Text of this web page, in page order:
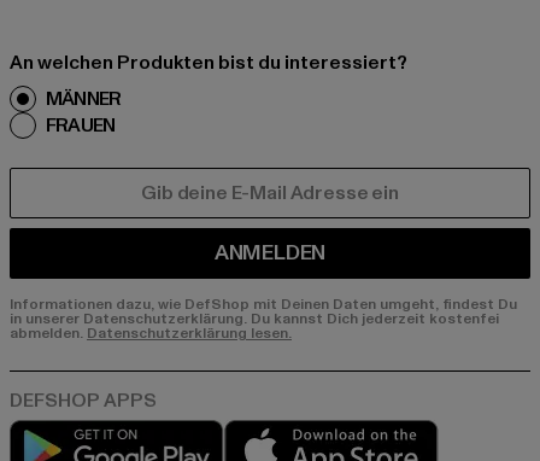
An welchen Produkten bist du interessiert?
MÄNNER
FRAUEN
ANMELDEN
Informationen dazu, wie DefShop mit Deinen Daten umgeht, findest Du
in unserer Datenschutzerklärung. Du kannst Dich jederzeit kostenfei
abmelden. Datenschutzerklärung lesen.
Play market